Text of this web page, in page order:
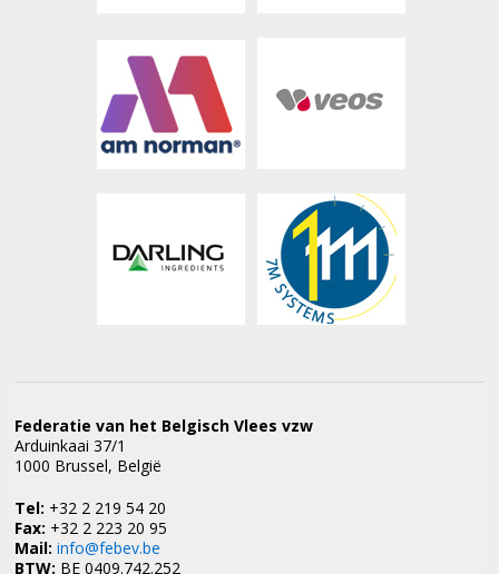
Federatie van het Belgisch Vlees vzw
Arduinkaai 37/1
1000 Brussel, België
Tel: +32 2 219 54 20
Fax: +32 2 223 20 95
Mail: info@febev.be
BTW: BE 0409.742.252